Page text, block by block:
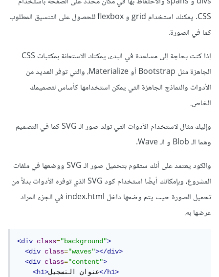
CSS. يمكنك استخدام grid و flexbox للحصول على التنسيق المطلوب
كما في الصورة.
إذا كنت بحاجة إلى مساعدة في البدء، يمكنك الاستعانة بمكتبات CSS
الجاهزة مثل Bootstrap أو Materialize، والتي توفر العديد من
الأدوات والنماذج الجاهزة التي يمكن استخدامها كأساس لتصميمك
الخاص.
وإليك مثال لاستخدام الأدوات التي تولد صور الـ SVG كما في التصميم
وهما الـ Blob و الـ Wave.
والكود يعتمد على أنك ستقوم بتحميل صور الـ SVG ووضعها في ملفات
المشروع، وبإمكانك أيضًا استخدام كود SVG الذي توفره الأدوات بدلاً من
تحميل الصورة حيث يتم وضعها داخل index.html في الجزء المراد
عرضها به.
<div class="background">
<div
class="waves"></div>
<div
class="content">
<h1>عنوان التسجيل</h1>